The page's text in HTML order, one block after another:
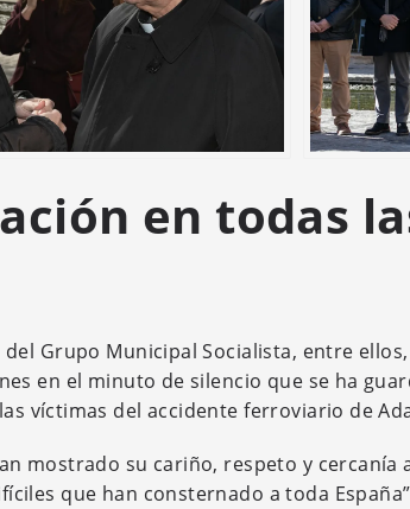
en todas
del Grupo Municipal Socialista, entre
en el minuto de silencio que se ha
víctimas del accidente ferroviario de
mostrado su cariño, respeto y cercanía
que han consternado a toda